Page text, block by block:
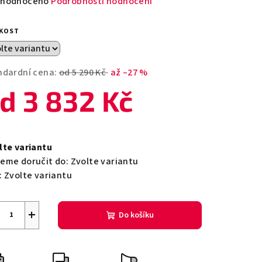
cena: od 5 290 Kč až –27 %
3 832 Kč
variantu
doručit do: Zvolte variantu
Zvolte variantu
+ Do košíku